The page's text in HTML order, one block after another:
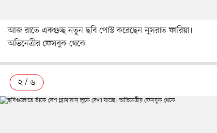
আজ রাতে একগুচ্ছ নতুন ছবি পোস্ট করেছেন নুসরাত ফারিয়া।
অভিনেত্রীর ফেসবুক থেকে
২ / ৬